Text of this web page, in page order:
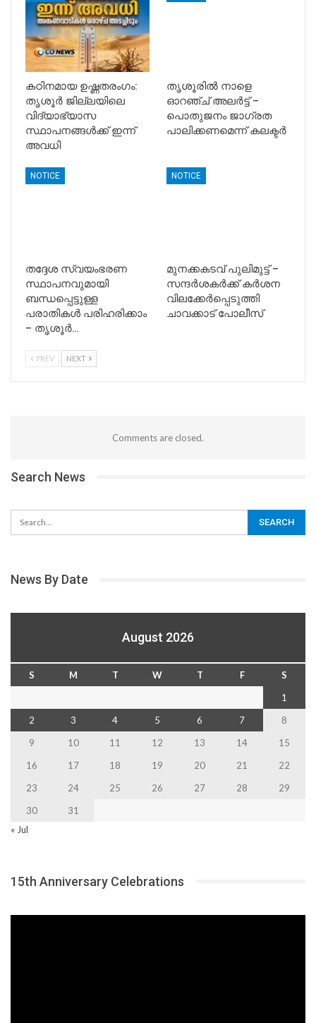
കഠിനമായ ഉഷ്ണതരംഗം:
തൃശൂർ ജില്ലയിലെ
വിദ്യാഭ്യാസ
സ്ഥാപനങ്ങൾക്ക് ഇന്ന്
അവധി
തൃശൂരിൽ നാളെ
ഓറഞ്ച് അലർട്ട് –
പൊതുജനം ജാഗ്രത
പാലിക്കണമെന്ന് കലക്ടർ
NOTICE
തദ്ദേശ സ്വയംഭരണ
സ്ഥാപനവുമായി
ബന്ധപ്പെട്ടുള്ള
പരാതികള്‍ പരിഹരിക്കാം
– തൃശൂര്‍…
NOTICE
മുനക്കകടവ് പുലിമുട്ട് –
സന്ദർശകർക്ക് കർശന
വിലക്കേർപ്പെടുത്തി
ചാവക്കാട് പോലീസ്
PREV NEXT
Comments are closed.
Search News
News By Date
August 2026
S M T W T F
S
1
2
3 4 5 6 7
8
9
10 11 12 13 14
15
16
17 18 19 20 21
22
23
24 25 26 27 28
29
30
31
« Jul
15th Anniversary Celebrations